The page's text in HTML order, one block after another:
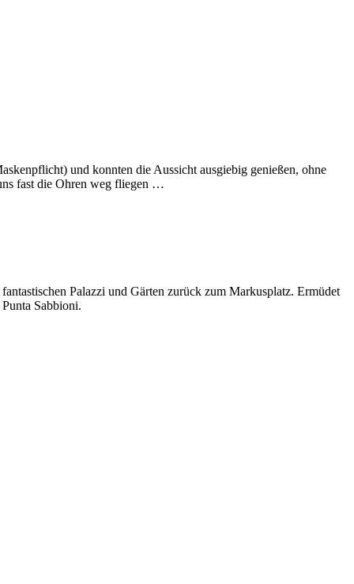
und konnten die Aussicht ausgiebig genießen, ohne
fast die Ohren weg fliegen …
Palazzi und Gärten zurück zum Markusplatz. Ermüdet
Sabbioni.